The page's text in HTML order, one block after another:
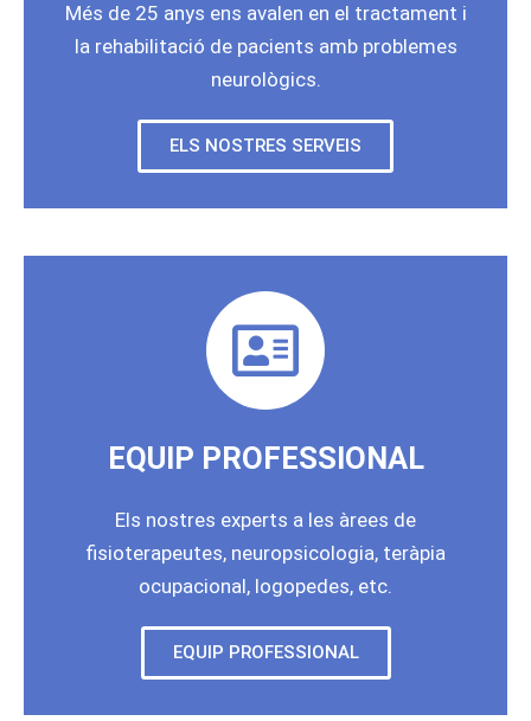
Més de 25 anys ens avalen en el tractament i
la rehabilitació de pacients amb problemes
neurològics.
ELS NOSTRES SERVEIS
EQUIP PROFESSIONAL
Els nostres experts a les àrees de
fisioterapeutes, neuropsicologia, teràpia
ocupacional, logopedes, etc.
EQUIP PROFESSIONAL